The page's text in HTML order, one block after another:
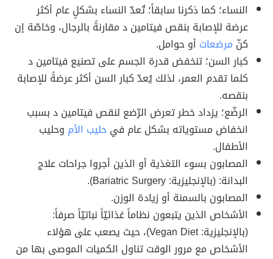
النساء؛ كما ذكرنا سابقاً؛ تُعدّ النساء بشكلٍ عام أكثر
عرضة للإصابة بنقص فيتامين د مقارنةً بالرجال، وخاصّة إن
كنّ مرضعات أو حوامل.
كبار السن؛ تنخفض قدرة الجسم على تصنيع فيتامين د
كلما تقدم العمر، لذلك يُعدّ كبار السن أكثر عرضةً للإصابة
بنقصه.
الرضّع؛ يزداد خطر تعرض الرّضع لنقص فيتامين د بسبب
انخفاض مستوياته بشكل عام فيحليب الأم وحليب
الأطفال.
المصابون بسوء التغذية أو الذين أجروا جراحات علاج
البدانة: (بالإنجليزية: Bariatric Surgery).
المصابون بالسمنة أو زيادة الوزن.
الأشخاص الذين يتبعون نظاماً غذائيّاً نباتيّاً صرفاً:
(بالإنجليزية: Vegan Diet)، حيث يصعب على هؤلاء
الأشخاص مع مرور الوقت تناول الكميات الموصى بها من